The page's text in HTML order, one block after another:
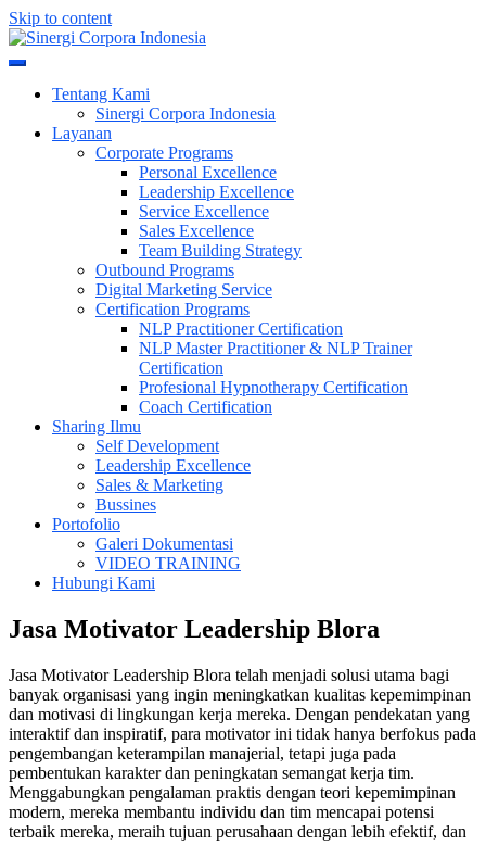
Skip to content
Sinergi Corpora Indonesia
Tentang Kami
Sinergi Corpora Indonesia
Layanan
Corporate Programs
Personal Excellence
Leadership Excellence
Service Excellence
Sales Excellence
Team Building Strategy
Outbound Programs
Digital Marketing Service
Certification Programs
NLP Practitioner Certification
NLP Master Practitioner & NLP Trainer
Certification
Profesional Hypnotherapy Certification
Coach Certification
Sharing Ilmu
Self Development
Leadership Excellence
Sales & Marketing
Bussines
Portofolio
Galeri Dokumentasi
VIDEO TRAINING
Hubungi Kami
Jasa Motivator Leadership Blora
Jasa Motivator Leadership Blora telah menjadi solusi utama bagi
banyak organisasi yang ingin meningkatkan kualitas kepemimpinan
dan motivasi di lingkungan kerja mereka. Dengan pendekatan yang
interaktif dan inspiratif, para motivator ini tidak hanya berfokus pada
pengembangan keterampilan manajerial, tetapi juga pada
pembentukan karakter dan peningkatan semangat kerja tim.
Menggabungkan pengalaman praktis dengan teori kepemimpinan
modern, mereka membantu individu dan tim mencapai potensi
terbaik mereka, meraih tujuan perusahaan dengan lebih efektif, dan